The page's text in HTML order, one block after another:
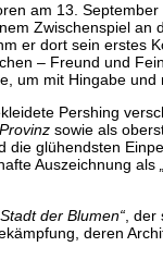
am 13.
Zwischenspiel an
er dort sein erstes
– Freund und
um mit Hingabe
Pershing
sowie als
die glühendsten
Auszeichnung als
„Stadt der Blumen“ ,
deren